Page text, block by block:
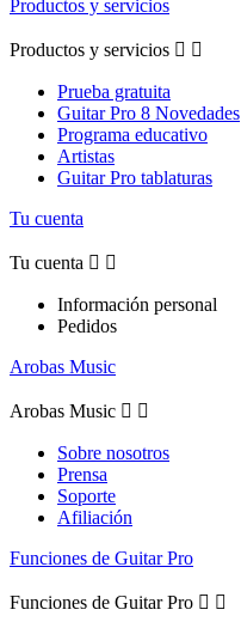
Productos y servicios
Productos y servicios  
Prueba gratuita
Guitar Pro 8 Novedades
Programa educativo
Artistas
Guitar Pro tablaturas
Tu cuenta
Tu cuenta  
Información personal
Pedidos
Arobas Music
Arobas Music  
Sobre nosotros
Prensa
Soporte
Afiliación
Funciones de Guitar Pro
Funciones de Guitar Pro  